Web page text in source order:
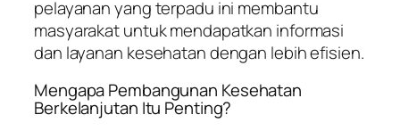
pelayanan yang terpadu ini membantu
masyarakat untuk mendapatkan informasi
dan layanan kesehatan dengan lebih efisien.
Mengapa Pembangunan Kesehatan
Berkelanjutan Itu Penting?